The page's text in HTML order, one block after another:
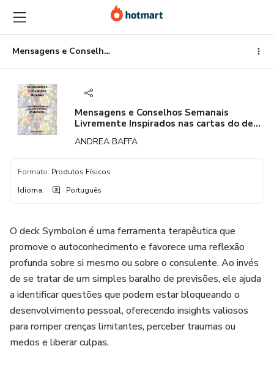
para
o
conteúdo
principal
para
o
pagamento
para
o
rodapé
Mensagens e Conselhos Semanais Livremente Inspirados nas cartas do deck Symbolon
Mensagens e Conselhos Semanais
Livremente Inspirados nas cartas do deck
ANDREA BAFFA
Formato: Produtos Físicos
Idioma: Português
O deck Symbolon é uma ferramenta terapêutica que
promove o autoconhecimento e favorece uma reflexão
profunda sobre si mesmo ou sobre o consulente. Ao invés
de se tratar de um simples baralho de previsões, ele ajuda
a identificar questões que podem estar bloqueando o
desenvolvimento pessoal, oferecendo insights valiosos
para romper crenças limitantes, perceber traumas ou
medos e liberar culpas.